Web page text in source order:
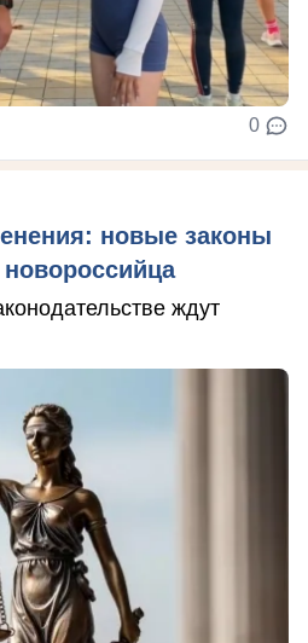
0
новые законы
новороссийца
ждут